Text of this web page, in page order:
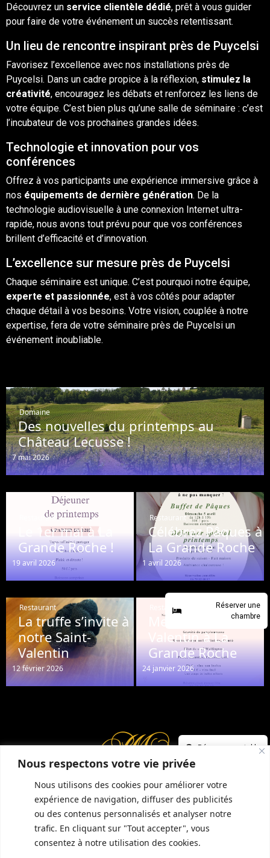
Nous respectons votre vie privée
Nous utilisons des cookies pour améliorer votre
expérience de navigation, diffuser des publicités
ou des contenus personnalisés et analyser notre
trafic. En cliquant sur "Tout accepter", vous
consentez à notre utilisation des cookies.
Réserver une table
Réserver une
chambre
Découvrez un service clientèle dédié, prêt à vous guider
pour faire de votre événement un succès retentissant.
Un lieu de rencontre inspirant près de Puycelsi
Favorisez l’excellence avec nos installations près de
Puycelsi. Dans un cadre propice à la réflexion, stimulez la
créativité, encouragez les débats et renforcez les liens de
votre équipe. C’est bien plus qu’une salle de séminaire : c’est
l’incubateur de vos prochaines grandes idées.
Technologie et innovation pour vos
conférences
Offrez à vos participants une expérience immersive grâce à
nos équipements de dernière génération. De la
technologie audiovisuelle à une connexion Internet ultra-
rapide, nous avons tout prévu pour que vos conférences
brillent d’efficacité et d’innovation.
L’excellence sur mesure près de Puycelsi
Chaque séminaire est unique. C’est pourquoi notre équipe,
experte et passionnée, est à vos côtés pour adapter
chaque détail à vos besoins. Votre vision, couplée à notre
expertise, fera de votre séminaire près de Puycelsi un
événement inoubliable.
Domaine
Des nouvelles du printemps au
Château Lecusse !
7 mai 2026
Restaurant
Le 1er mai à La
Grande Roche !
19 avril 2026
Restaurant
Célébrez Pâques à
La Grande Roche
1 avril 2026
Restaurant
La truffe s’invite à
notre Saint-
Valentin
12 février 2026
Restaurant
Menu de la Saint-
Valentin à La
Grande Roche
24 janvier 2026
INFORMATIONS COMPLÉMENTAIRES GUIDE LOCAL
MENTIONS LÉGALES
CONDITIONS GÉNÉRALES DE VENTE (CGV)
POLITIQUE DE CONFIDENTIALITÉ